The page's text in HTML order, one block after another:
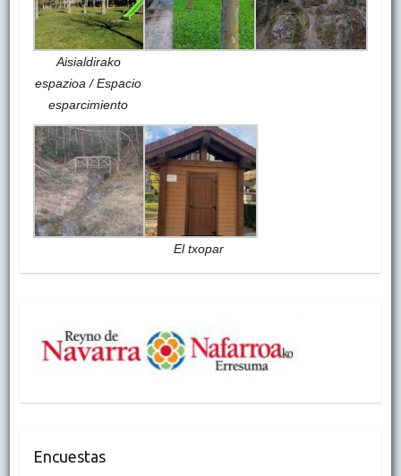
Aisialdirako
espazioa / Espacio
esparcimiento
El txopar
Encuestas